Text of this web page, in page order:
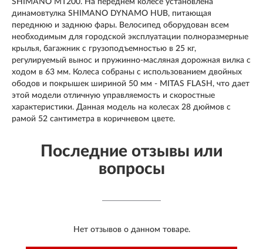
SHIMANO MT200. На переднем колесе установлена
динамовтулка SHIMANO DYNAMO HUB, питающая
переднюю и заднюю фары. Велосипед оборудован всем
необходимым для городской эксплуатации полноразмерные
крылья, багажник с грузоподъемностью в 25 кг,
регулируемый вынос и пружинно-масляная дорожная вилка с
ходом в 63 мм. Колеса собраны с использованием двойных
ободов и покрышек шириной 50 мм - MITAS FLASH, что дает
этой модели отличную управляемость и скоростные
характеристики. Данная модель на колесах 28 дюймов с
рамой 52 сантиметра в коричневом цвете.
Последние отзывы или
вопросы
Нет отзывов о данном товаре.